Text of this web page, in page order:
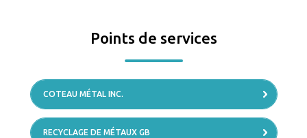
Points de services
COTEAU MÉTAL INC.
RECYCLAGE DE MÉTAUX GB